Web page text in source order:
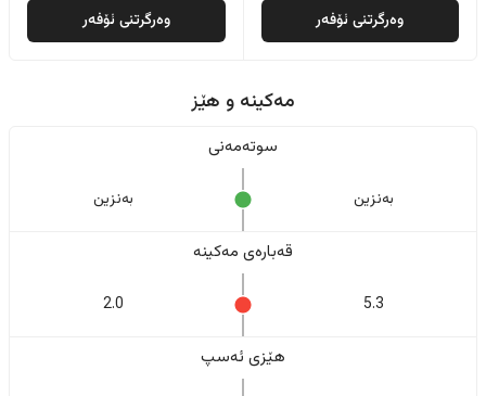
وەرگرتنی ئۆفەر وەرگرتنی ئۆفەر
مەکینە و هێز
سوتەمەنی
بەنزین بەنزین
قەبارەی مەکینە
5.3
2.0
هێزی ئەسپ